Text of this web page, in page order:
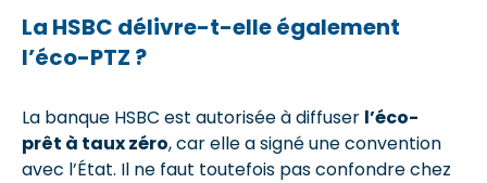
La HSBC délivre-t-elle également
l’éco-PTZ ?
La banque HSBC est autorisée à diffuser l’éco-
prêt à taux zéro, car elle a signé une convention
avec l’État. Il ne faut toutefois pas confondre chez